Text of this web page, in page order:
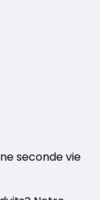
seconde vie